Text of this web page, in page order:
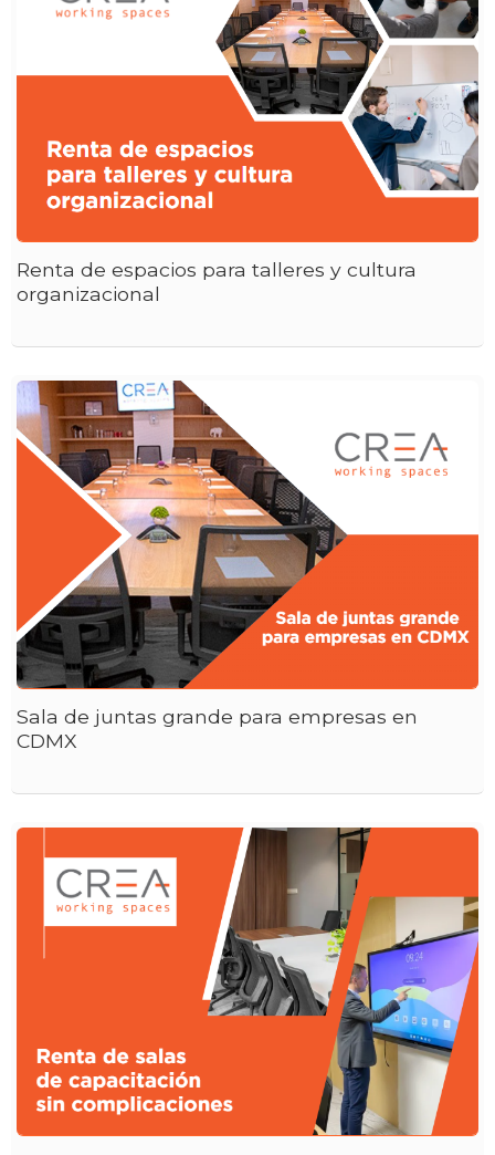
Renta de espacios para talleres y cultura
organizacional
Sala de juntas grande para empresas en
CDMX